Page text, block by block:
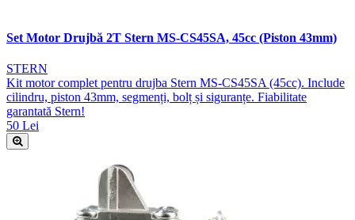
Set Motor Drujbă 2T Stern MS-CS45SA, 45cc (Piston 43mm)
STERN
Kit motor complet pentru drujba Stern MS-CS45SA (45cc). Include
cilindru, piston 43mm, segmenți, bolț și siguranțe. Fiabilitate
garantată Stern!
50 Lei